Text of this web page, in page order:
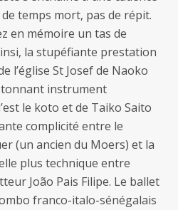
temps mort, pas de répit.
en mémoire un tas de
la stupéfiante prestation
l’église St Josef de Naoko
instrument
le koto et de Taiko Saito
complicité entre le
(un ancien du Moers) et la
plus technique entre
João Pais Filipe. Le ballet
franco-italo-sénégalais